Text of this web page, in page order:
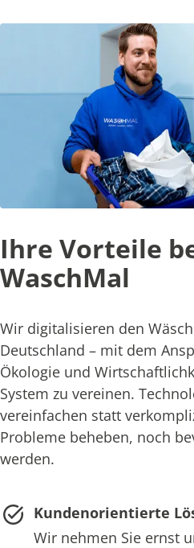
Ihre Vorteile
WaschMal
Wir digitalisieren den
Deutschland – mit dem
Ökologie und
System zu vereinen.
vereinfachen statt
Probleme beheben, noch
werden.
Kundenorientierte
Wir nehmen Sie ernst